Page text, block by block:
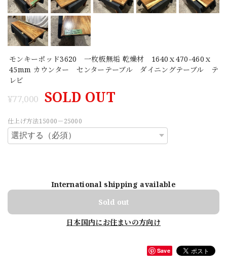
モンキーポッド3620 一枚板無垢 乾燥材 1640ｘ470-460ｘ
45mm カウンター センターテーブル ダイニングテーブル テ
レビ
¥77,000 SOLD OUT
仕上げ方法15000－25000
International shipping available
Sold out
日本国内にお住まいの方向け
Save